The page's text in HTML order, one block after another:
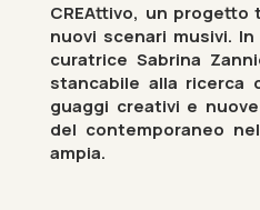
CRE­At­tivo, un
nuovi scen­ari mus­ivi.
curatrice Sab­rina
stan­cabile alla
guaggi cre­ativi e
del con­tem­por­aneo
ampia.